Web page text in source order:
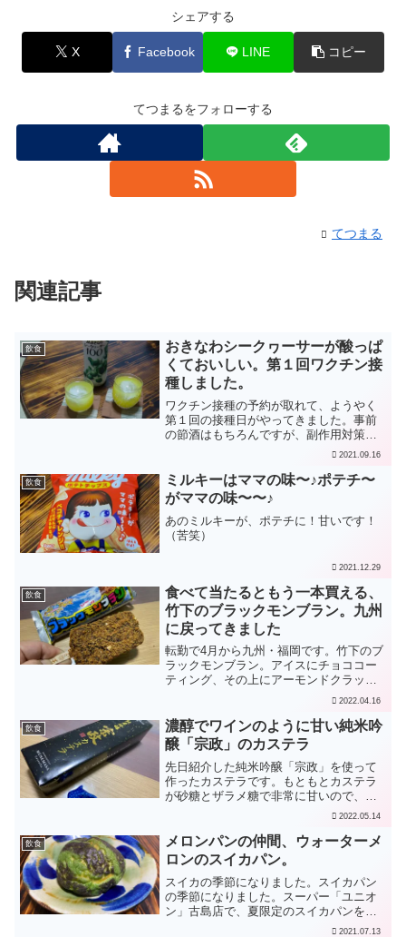
シェアする
X Facebook LINE コピー
てつまるをフォローする
てつまる
関連記事
飲食
おきなわシークヮーサーが酸っぱ
くておいしい。第１回ワクチン接
種しました。
ワクチン接種の予約が取れて、ようやく
第１回の接種日がやってきました。事前
の節酒はもちろんですが、副作用対策に
ビタミンＣを摂取しておくのが良いと聞
って飲むことにしました。夕食は、八重
山そば。アセロラでビタミ...
2021.09.16
飲食
ミルキーはママの味〜♪ポテチ〜
がママの味〜〜♪
あのミルキーが、ポテチに！甘いです！
（苦笑）
2021.12.29
飲食
食べて当たるともう一本買える、
竹下のブラックモンブラン。九州
に戻ってきました
転勤で4月から九州・福岡です。竹下のブ
ラックモンブラン。アイスにチョココー
ティング、その上にアーモンドクラッシ
ュ。たまりません。九州のソウルフード
す。当たりが110点分になると、もう一本
買えます。当たりは合...
2022.04.16
飲食
濃醇でワインのように甘い純米吟
醸「宗政」のカステラ
先日紹介した純米吟醸「宗政」を使って
作ったカステラです。もともとカステラ
が砂糖とザラメ糖で非常に甘いので、ワ
インのような「宗政」の甘さは際立ちま
優しめのお味になっています。同じく有
田陶器市の休憩所に売って...
2022.05.14
飲食
メロンパンの仲間、ウォーターメ
ロンのスイカパン。
スイカの季節になりました。スイカパン
の季節になりました。スーパー「ユニオ
ン」古島店で、夏限定のスイカパンを売
っていました。今回のスイカパンは、中
2021.07.13